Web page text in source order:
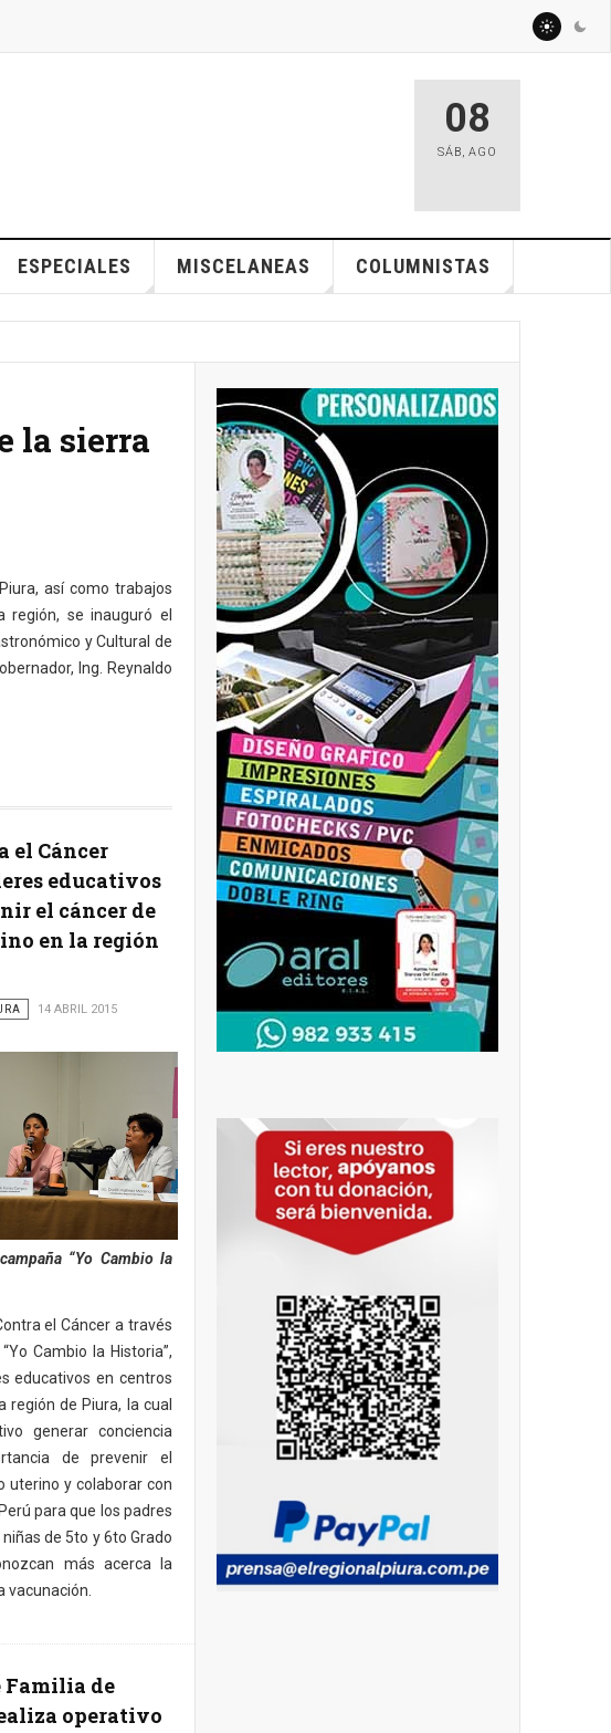
08
SÁB, AGO
ESPECIALES MISCELANEAS COLUMNISTAS
la sierra
así como trabajos
se inauguró el
y Cultural de
Ing. Reynaldo
el Cáncer
educativos
el cáncer de
en la región
14 ABRIL 2015
“Yo Cambio la
el Cáncer a través
Cambio la Historia”,
educativos en centros
región de Piura, la cual
generar conciencia
de prevenir el
uterino y colaborar con
para que los padres
de 5to y 6to Grado
más acerca la
vacunación.
Familia de
operativo